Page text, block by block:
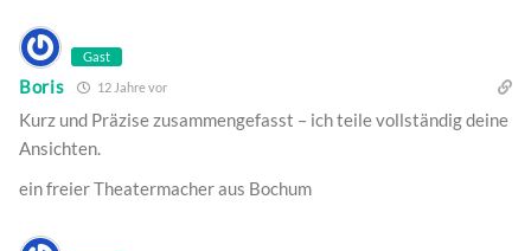
Gast
Boris 12 Jahre vor
Kurz und Präzise zusammengefasst – ich teile vollständig deine
Ansichten.
ein freier Theatermacher aus Bochum